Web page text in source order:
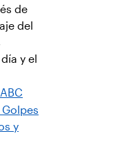
de
del
y el
y